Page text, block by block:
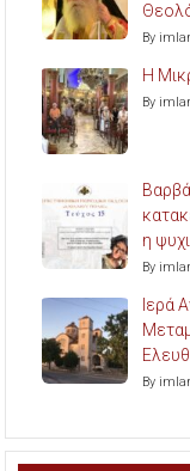
By
Η
By
η
By
Ιερά
By